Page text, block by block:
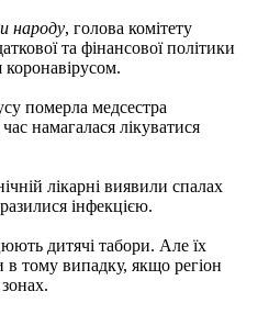
народу, голова комітету
та фінансової політики
померла медсестра
намагалася лікуватися
лікарні виявили спалах
інфекцією.
дитячі табори. Але їх
в тому випадку, якщо регіон